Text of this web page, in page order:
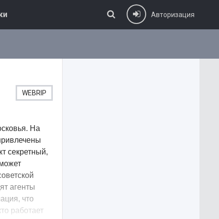
Авторизация
WEBRIP
На
секретный,
агенты
что
работает